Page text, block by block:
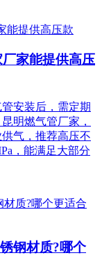
家能提供高压
安装后，需定期
明燃气管厂家，
气，推荐高压不
，能满足大部分
钢材质?哪个